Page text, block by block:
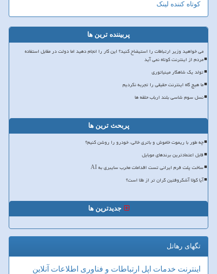
کوتاه کننده لینک
پربیننده ترین ها
می خواهید وزیر ارتباطات را استیضاح کنید؟ این کار را انجام دهید اما دولت در مقابل استفاده
مردم از اینترنت کوتاه نمی آید
تولد یک شاهکار مینیاتوری
ما هیچ گاه اینترنت حقیقی را تجربه نکردیم
نسل سوم شاسی بلند ارباب حلقه ها
پربحث ترین ها
چه طور با ریموت خاموش و باتری خالی، خودرو را روشن کنیم؟
قابل اعتمادترین برندهای موبایل
ساخت پلت فرم ایرانی تست اقدامات مخرب سایبری به AI
آیا کولا آشکروفتین گران تر از طلا است؟
جدیدترین ها
تگهای رهاتل
اینترنت خدمات اپل ارتباطات و فناوری اطلاعات آنلاین